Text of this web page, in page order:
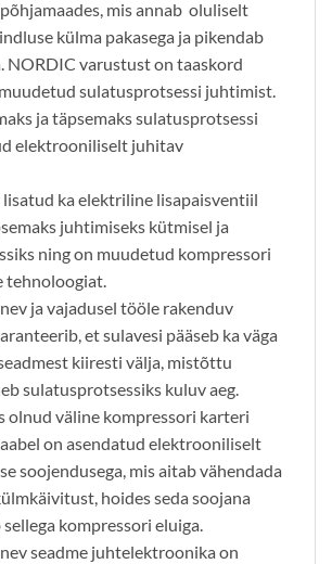
mis annab oluliselt
külma pakasega ja pikendab
NORDIC varustust on taaskord
sulatusprotsessi juhtimist.
ja täpsemaks sulatusprotsessi
elektrooniliselt juhitav
lisatud ka elektriline lisapaisventiil
juhtimiseks kütmisel ja
ning on muudetud kompressori
tehnoloogiat.
ja vajadusel tööle rakenduv
et sulavesi pääseb ka väga
kiiresti välja, mistõttu
sulatusprotsessiks kuluv aeg.
olnud väline kompressori karteri
on asendatud elektrooniliselt
soojendusega, mis aitab vähendada
hoides seda soojana
kompressori eluiga.
seadme juhtelektroonika on